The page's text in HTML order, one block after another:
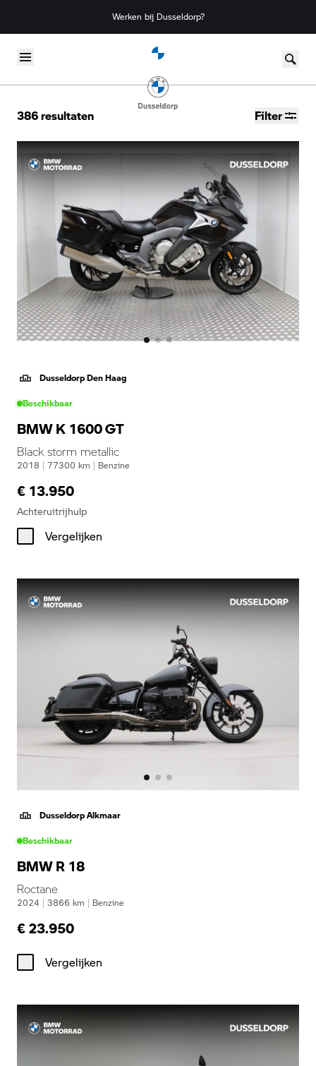
Werken bij Dusseldorp?
Skip to content
386resultaten Filter
Dusseldorp Den Haag
Beschikbaar
BMW K 1600 GT
Black storm metallic
2018 | 77300 km | Benzine
€ 13.950
Achteruitrijhulp
Vergelijken
Dusseldorp Alkmaar
Beschikbaar
BMW R 18
Roctane
2024 | 3866 km | Benzine
€ 23.950
Vergelijken